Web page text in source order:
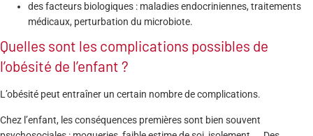
des facteurs biologiques : maladies endocriniennes, traitements
médicaux, perturbation du microbiote­.
Quelles sont les complications possibles de
l’obésité de l’enfant ?
L’obésité peut entraîner un certain nombre de complications.
Chez l’enfant, les conséquences premières sont bien souvent